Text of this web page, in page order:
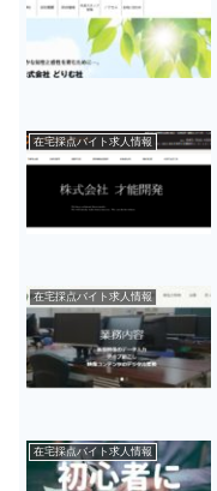
在宅採点バイト求人情報
在宅採点バイト求人情報
在宅採点バイト求人情報